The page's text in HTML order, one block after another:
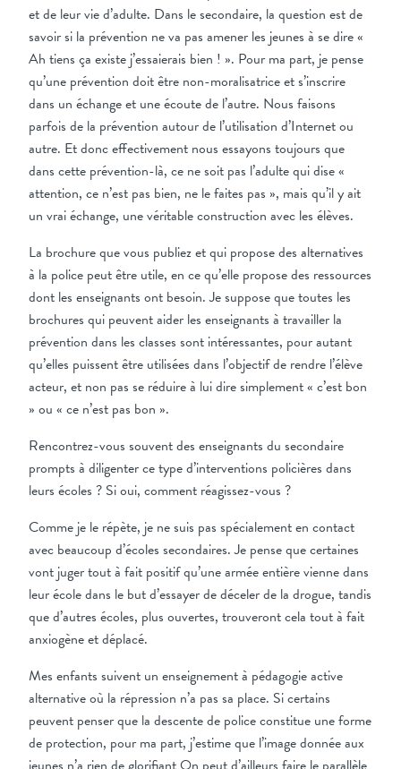
et de leur vie d’adulte. Dans le secondaire, la question est de
savoir si la prévention ne va pas amener les jeunes à se dire «
Ah tiens ça existe j’essaierais bien ! ». Pour ma part, je pense
qu’une prévention doit être non-moralisatrice et s’inscrire
dans un échange et une écoute de l’autre. Nous faisons
parfois de la prévention autour de l’utilisation d’Internet ou
autre. Et donc effectivement nous essayons toujours que
dans cette prévention-là, ce ne soit pas l’adulte qui dise «
attention, ce n’est pas bien, ne le faites pas », mais qu’il y ait
un vrai échange, une véritable construction avec les élèves.
La brochure que vous publiez et qui propose des alternatives
à la police peut être utile, en ce qu’elle propose des ressources
dont les enseignants ont besoin. Je suppose que toutes les
brochures qui peuvent aider les enseignants à travailler la
prévention dans les classes sont intéressantes, pour autant
qu’elles puissent être utilisées dans l’objectif de rendre l’élève
acteur, et non pas se réduire à lui dire simplement « c’est bon
» ou « ce n’est pas bon ».
Rencontrez-vous souvent des enseignants du secondaire
prompts à diligenter ce type d’interventions policières dans
leurs écoles ? Si oui, comment réagissez-vous ?
Comme je le répète, je ne suis pas spécialement en contact
avec beaucoup d’écoles secondaires. Je pense que certaines
vont juger tout à fait positif qu’une armée entière vienne dans
leur école dans le but d’essayer de déceler de la drogue, tandis
que d’autres écoles, plus ouvertes, trouveront cela tout à fait
anxiogène et déplacé.
Mes enfants suivent un enseignement à pédagogie active
alternative où la répression n’a pas sa place. Si certains
peuvent penser que la descente de police constitue une forme
de protection, pour ma part, j’estime que l’image donnée aux